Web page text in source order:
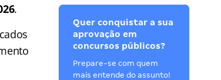
.
Quer conquistar a sua
aprovação em
concursos públicos?
Prepare-se com quem
mais entende do assunto!